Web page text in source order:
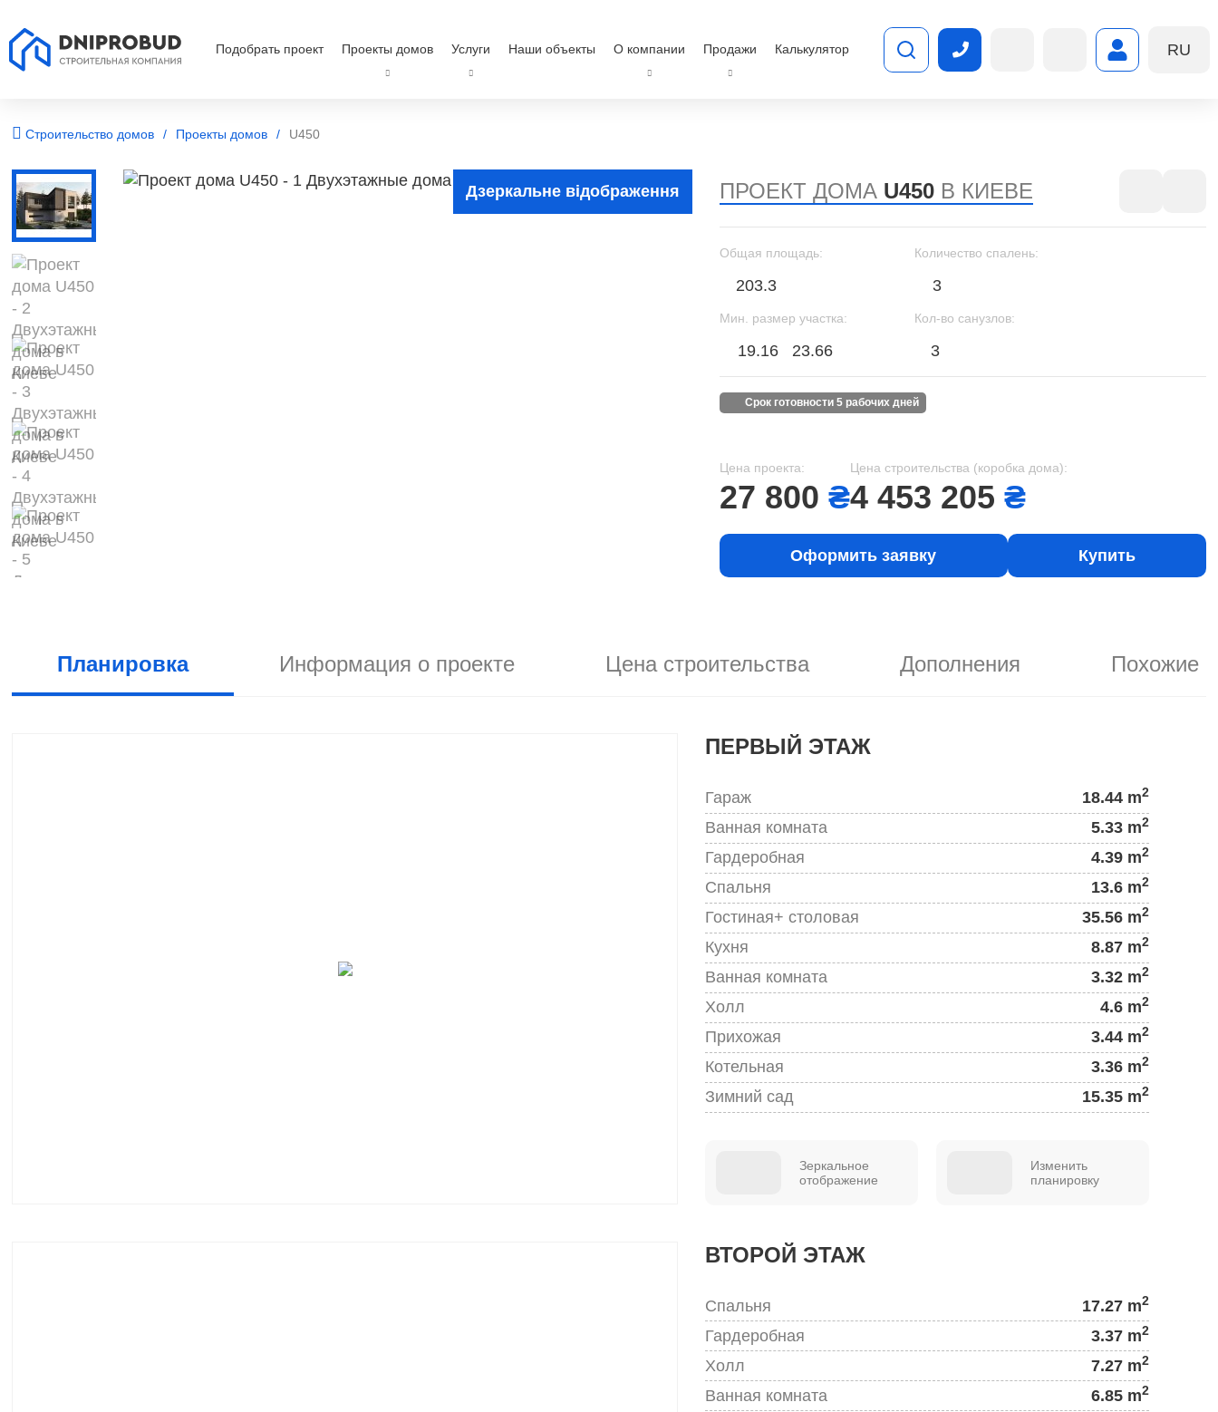
Подобрать проект Проекты домов Услуги Наши объекты О компании Продажи Калькулятор RU
Строительство домов Проекты домов U450
Дзеркальне відображення ПРОЕКТ ДОМА U450 В КИЕВЕ
Общая площадь:
203.3
Количество спалень:
3
Мин. размер участка:
19.16 23.66
Кол-во санузлов:
3
срок готовности 5 рабочих дней
Цена проекта:
27 800 ₴
Цена строительства (коробка дома):
4 453 205 ₴
Оформить заявку Купить
Планировка Информация о проекте Цена строительства Дополнения Похожие
ПЕРВЫЙ ЭТАЖ
Гараж 18.44 m2
Ванная комната 5.33 m2
Гардеробная 4.39 m2
Спальня 13.6 m2
Гостиная+ столовая 35.56 m2
Кухня 8.87 m2
Ванная комната 3.32 m2
Холл 4.6 m2
Прихожая 3.44 m2
Котельная 3.36 m2
Зимний сад 15.35 m2
Зеркальное
отображение
Изменить
планировку
ВТОРОЙ ЭТАЖ
Спальня 17.27 m2
Гардеробная 3.37 m2
Холл 7.27 m2
Ванная комната 6.85 m2